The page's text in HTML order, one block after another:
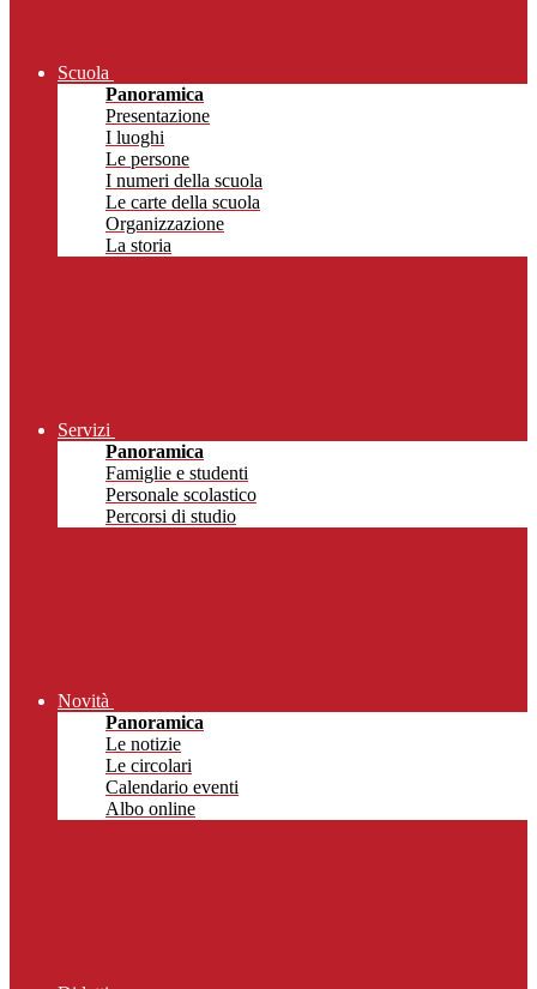
Scuola
Panoramica
Presentazione
I luoghi
Le persone
I numeri della scuola
Le carte della scuola
Organizzazione
La storia
Servizi
Panoramica
Famiglie e studenti
Personale scolastico
Percorsi di studio
Novità
Panoramica
Le notizie
Le circolari
Calendario eventi
Albo online